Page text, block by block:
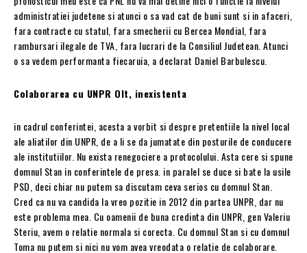
administratiei judetene si atunci o sa vad cat de buni sunt si in afaceri,
fara contracte cu statul, fara smecherii cu Bercea Mondial, fara
rambursari ilegale de TVA, fara lucrari de la Consiliul Judetean. Atunci
o sa vedem performanta fiecaruia, a declarat Daniel Barbulescu.
Colaborarea cu UNPR Olt, inexistenta
in cadrul conferintei, acesta a vorbit si despre pretentiile la nivel local
ale aliatilor din UNPR, de a li se da jumatate din posturile de conducere
ale institutiilor. Nu exista renegociere a protocolului. Asta cere si spune
domnul Stan in conferintele de presa. in paralel se duce si bate la usile
PSD, deci chiar nu putem sa discutam ceva serios cu domnul Stan.
Cred ca nu va candida la vreo pozitie in 2012 din partea UNPR, dar nu
este problema mea. Cu oamenii de buna credinta din UNPR, gen Valeriu
Steriu, avem o relatie normala si corecta. Cu domnul Stan si cu domnul
Toma nu putem si nici nu vom avea vreodata o relatie de colaborare.